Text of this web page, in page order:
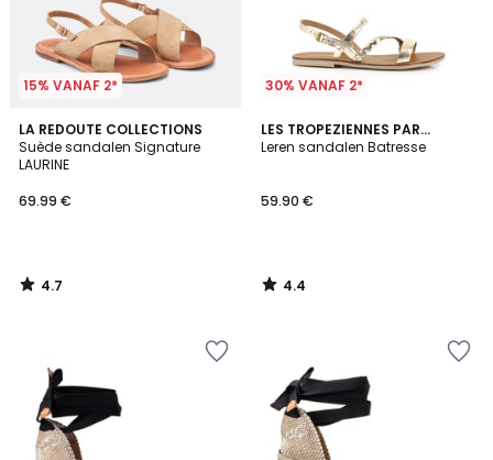
15% VANAF 2*
LA REDOUTE COLLECTIONS
Suède sandalen Signature
LAURINE
69.99 €
4.7
/ 5
4.7
/
30% VANAF 2*
LES TROPEZIENNES PAR
M.BELARBI
Leren sandalen Batresse
59.90 €
4.4
/ 5
4.4
/